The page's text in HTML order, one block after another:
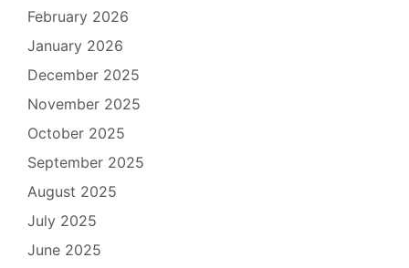
February 2026
January 2026
December 2025
November 2025
October 2025
September 2025
August 2025
July 2025
June 2025